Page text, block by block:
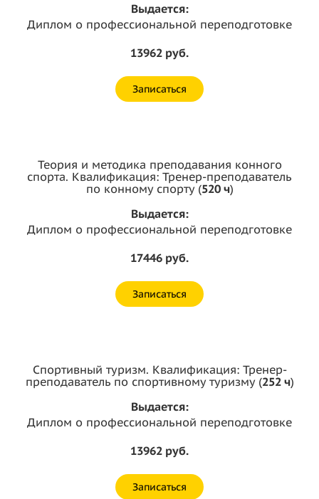
Выдается:
Диплом о профессиональной переподготовке
13962 руб.
Записаться
Теория и методика преподавания конного
спорта. Квалификация: Тренер-преподаватель
по конному спорту (520 ч)
Выдается:
Диплом о профессиональной переподготовке
17446 руб.
Записаться
Спортивный туризм. Квалификация: Тренер-
преподаватель по спортивному туризму (252 ч)
Выдается:
Диплом о профессиональной переподготовке
13962 руб.
Записаться